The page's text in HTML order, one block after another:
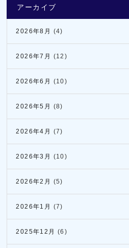
アーカイブ
2026年8月 (4)
2026年7月 (12)
2026年6月 (10)
2026年5月 (8)
2026年4月 (7)
2026年3月 (10)
2026年2月 (5)
2026年1月 (7)
2025年12月 (6)